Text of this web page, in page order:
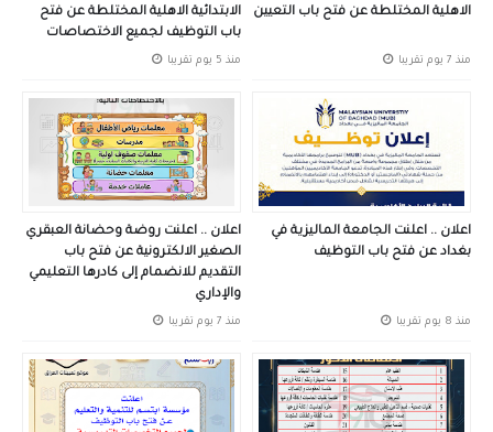
الابتدائية الاهلية المختلطة عن فتح
باب التوظيف لجميع الاختصاصات
منذ 5 يوم تقريبا
الاهلية المختلطة عن فتح باب التعيين
منذ 7 يوم تقريبا
اعلان .. اعلنت روضة وحضانة العبقري
الصغير الالكترونية عن فتح باب
التقديم للانضمام إلى كادرها التعليمي
والإداري
منذ 7 يوم تقريبا
اعلان .. اعلنت الجامعة الماليزية في
بغداد عن فتح باب التوظيف
منذ 8 يوم تقريبا